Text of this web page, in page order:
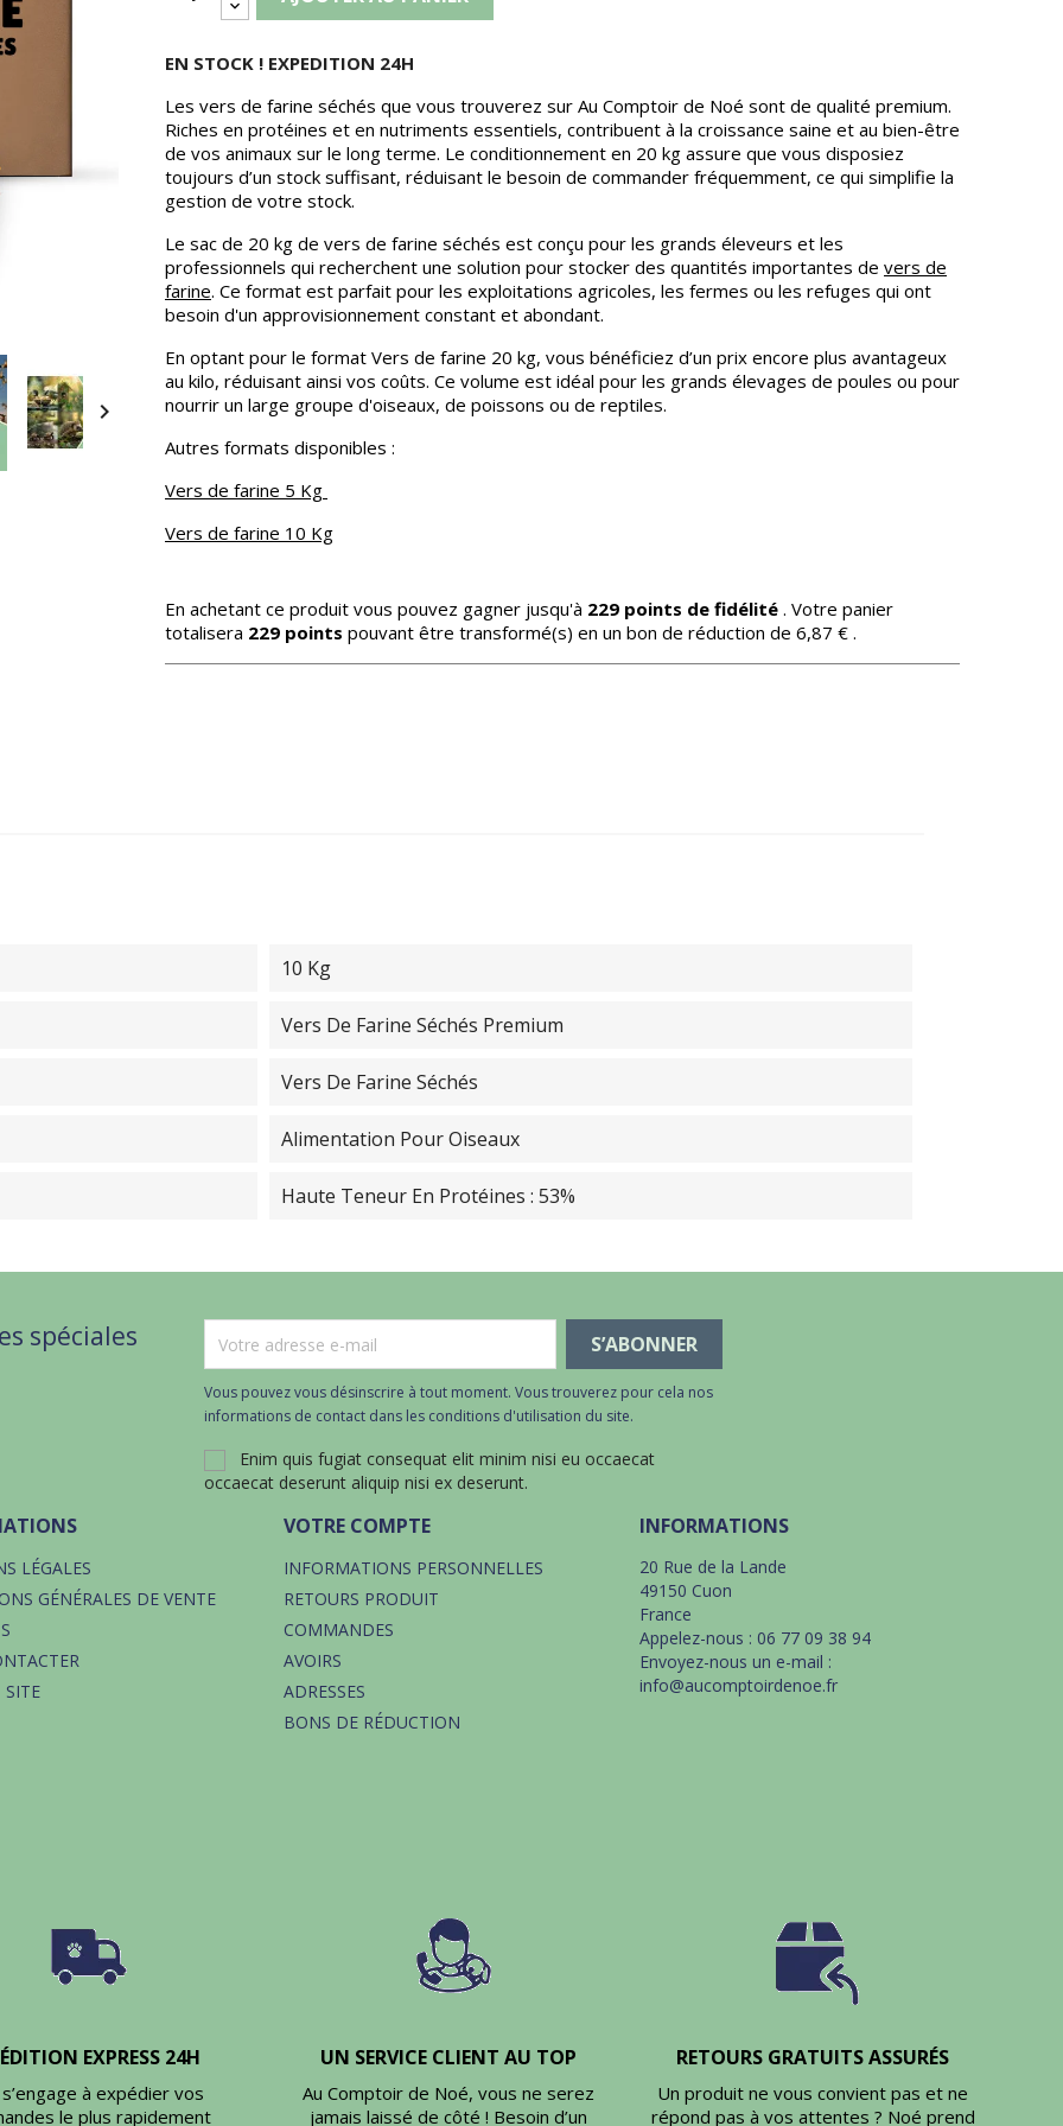

EN STOCK ! EXPEDITION 24H
Les vers de farine séchés que vous trouverez sur Au Comptoir de Noé sont de qualité premium.
Riches en protéines et en nutriments essentiels, contribuent à la croissance saine et au bien-être
de vos animaux sur le long terme. Le conditionnement en 20 kg assure que vous disposiez
toujours d’un stock suffisant, réduisant le besoin de commander fréquemment, ce qui simplifie la
gestion de votre stock.
Le sac de 20 kg de vers de farine séchés est conçu pour les grands éleveurs et les
professionnels qui recherchent une solution pour stocker des quantités importantes de vers de
farine. Ce format est parfait pour les exploitations agricoles, les fermes ou les refuges qui ont
besoin d'un approvisionnement constant et abondant.
En optant pour le format Vers de farine 20 kg, vous bénéficiez d’un prix encore plus avantageux
au kilo, réduisant ainsi vos coûts. Ce volume est idéal pour les grands élevages de poules ou pour
nourrir un large groupe d'oiseaux, de poissons ou de reptiles.
Autres formats disponibles :
Vers de farine 5 Kg
Vers de farine 10 Kg
En achetant ce produit vous pouvez gagner jusqu'à 229 points de fidélité . Votre panier
totalisera 229 points pouvant être transformé(s) en un bon de réduction de 6,87 € .
10 Kg
Vers De Farine Séchés Premium
Vers De Farine Séchés
Alimentation Pour Oiseaux
Haute Teneur En Protéines : 53%
spéciales
Vous pouvez vous désinscrire à tout moment. Vous trouverez pour cela nos
informations de contact dans les conditions d'utilisation du site.
Enim quis fugiat consequat elit minim nisi eu occaecat
occaecat deserunt aliquip nisi ex deserunt.
LÉGALES
GÉNÉRALES DE VENTE
VOTRE COMPTE
INFORMATIONS PERSONNELLES
RETOURS PRODUIT
COMMANDES
AVOIRS
ADRESSES
BONS DE RÉDUCTION
INFORMATIONS
20 Rue de la Lande
49150 Cuon
France
Appelez-nous : 06 77 09 38 94
Envoyez-nous un e-mail :
info@aucomptoirdenoe.fr
EXPRESS 24H
à expédier vos
le plus rapidement
UN SERVICE CLIENT AU TOP
Au Comptoir de Noé, vous ne serez
jamais laissé de côté ! Besoin d’un
RETOURS GRATUITS ASSURÉS
Un produit ne vous convient pas et ne
répond pas à vos attentes ? Noé prend